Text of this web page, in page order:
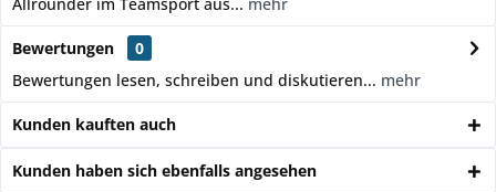
Bewertungen
0
Bewertungen lesen, schreiben und diskutieren... mehr
Kunden kauften auch
Kunden haben sich ebenfalls angesehen